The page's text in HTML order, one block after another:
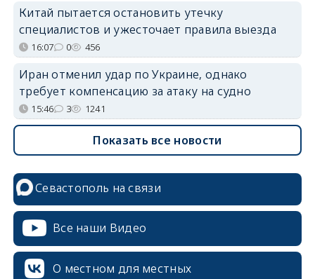
Китай пытается остановить утечку
специалистов и ужесточает правила выезда
16:07 0 456
Иран отменил удар по Украине, однако
требует компенсацию за атаку на судно
15:46 3 1241
Показать все новости
Севастополь на связи
Все наши Видео
О местном для местных